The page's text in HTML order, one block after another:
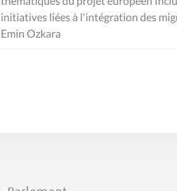
initiatives liées à l'intégration des
Emin Ozkara